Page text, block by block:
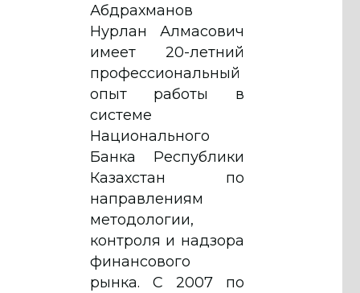
Абдрахманов
Нурлан Алмасович
имеет 20-летний
профессиональный
опыт работы в
системе
Национального
Банка Республики
Казахстан по
направлениям
методологии,
контроля и надзора
финансового
рынка. С 2007 по